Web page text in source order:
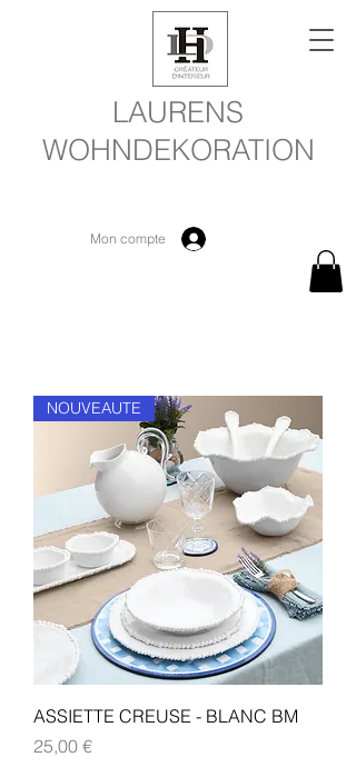
LAURENS
WOHNDEKORATION
Mon compte
NOUVEAUTE
ASSIETTE CREUSE - BLANC BM
Preis
25,00 €